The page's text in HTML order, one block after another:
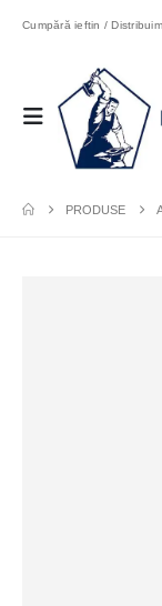
Cumpără ieftin /
PRODUSE